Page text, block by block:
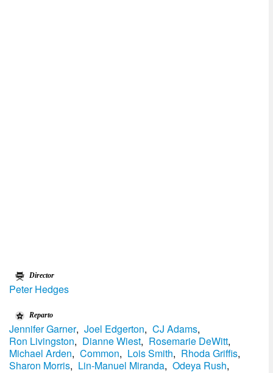
Director
Peter Hedges
Reparto
Jennifer Garner, Joel Edgerton, CJ Adams,
Ron Livingston, Dianne Wiest, Rosemarie DeWitt,
Michael Arden, Common, Lois Smith, Rhoda Griffis,
Sharon Morris, Lin-Manuel Miranda, Odeya Rush,